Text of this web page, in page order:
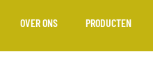
OVER ONS PRODUCTEN